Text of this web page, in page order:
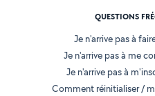
QUESTIONS
Je n'arrive pas à
Je n'arrive pas à me
Je n'arrive pas à
Comment réinitialiser /